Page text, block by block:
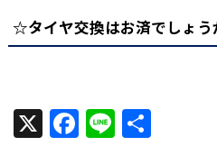
☆タイヤ交換はお済でしょ
X Facebook
Line共